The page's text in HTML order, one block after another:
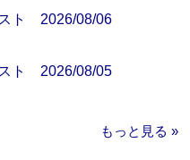
ト 2026/08/06
ト 2026/08/05
もっと見る »